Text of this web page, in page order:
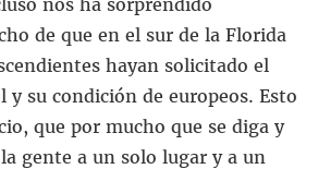
nos ha sorprendido
de que en el sur de la Florida
hayan solicitado el
y su condición de europeos. Esto
que por mucho que se diga y
gente a un solo lugar y a un